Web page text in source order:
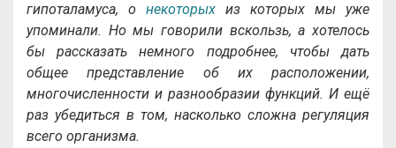
гипоталамуса, о некоторых из которых мы уже
упоминали. Но мы говорили вскользь, а хотелось
бы рассказать немного подробнее, чтобы дать
общее представление об их расположении,
многочисленности и разнообразии функций. И ещё
раз убедиться в том, насколько сложна регуляция
всего организма.